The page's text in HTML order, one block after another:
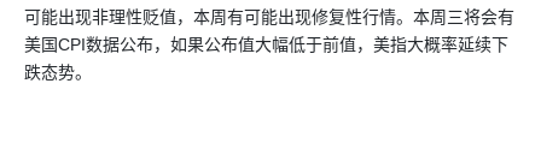
可能出现非理性贬值，本周有可能出现修复性行情。本周三将会有
美国CPI数据公布，如果公布值大幅低于前值，美指大概率延续下
跌态势。